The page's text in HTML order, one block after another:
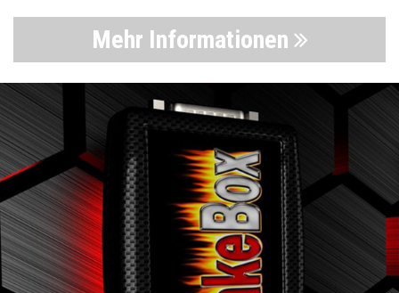
Mehr Informationen